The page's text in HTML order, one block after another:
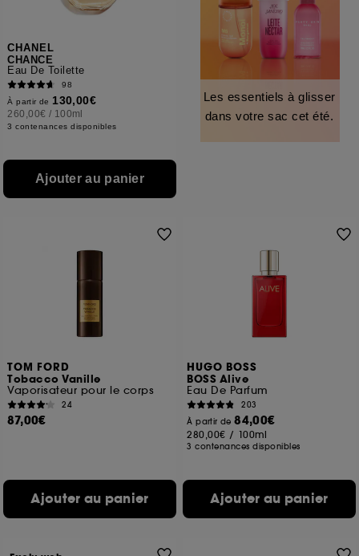
CHANEL
CHANCE
Eau De Toilette
98
À partir de 130,00€
260,00€ / 100ml
3 contenances disponibles
Ajouter au panier
Les essentiels à glisser
dans votre sac cet été.
TOM FORD
Tobacco Vanille
Vaporisateur pour le corps
24
87,00€
Ajouter au panier
HUGO BOSS
BOSS Alive
Eau De Parfum
203
À partir de84,00€
280,00€ / 100ml
3 contenances disponibles
Ajouter au panier